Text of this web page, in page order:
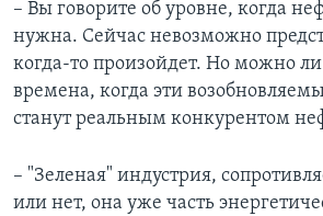
– Вы говорите об уровне, когда
нужна. Сейчас невозможно
когда-то произойдет. Но можно ли
времена, когда эти
станут реальным конкурентом
– "Зеленая" индустрия,
или нет, она уже часть